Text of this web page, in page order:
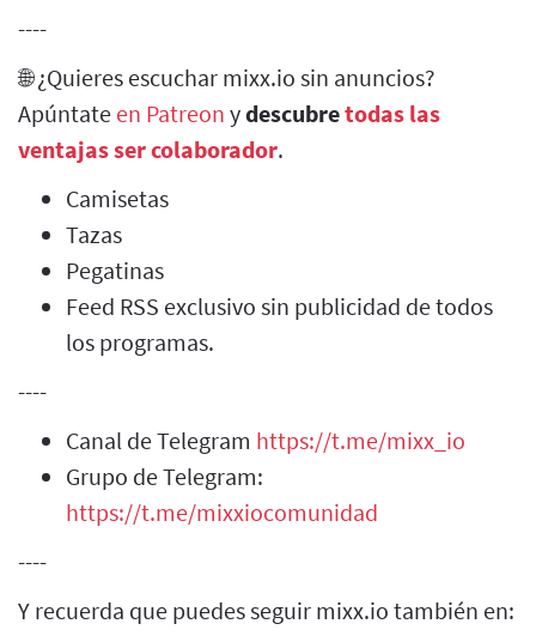
----
🌐 ¿Quieres escuchar mixx.io sin anuncios?
Apúntate en Patreon ydescubretodas las
ventajas ser colaborador.
Camisetas
Tazas
Pegatinas
Feed RSS exclusivo sin publicidad de todos
los programas.
----
Canal de Telegram https://t.me/mixx_io
Grupo de Telegram:
https://t.me/mixxiocomunidad
----
Y recuerda que puedes seguir mixx.io también en: